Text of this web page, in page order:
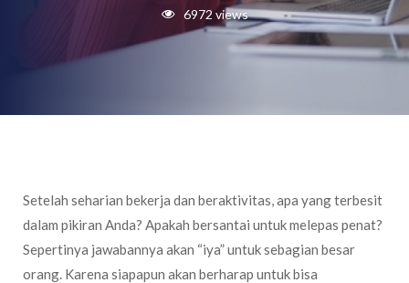
6972 views
Setelah seharian bekerja dan beraktivitas, apa yang terbesit
dalam pikiran Anda? Apakah bersantai untuk melepas penat?
Sepertinya jawabannya akan “iya” untuk sebagian besar
orang. Karena siapapun akan berharap untuk bisa